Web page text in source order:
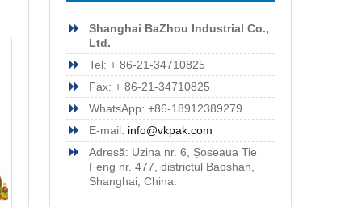
Shanghai BaZhou Industrial Co.,
Ltd.
Tel: + 86-21-34710825
Fax: + 86-21-34710825
WhatsApp: +86-18912389279
E-mail: info@vkpak.com
Adresă: Uzina nr. 6, Șoseaua Tie
Feng nr. 477, districtul Baoshan,
Shanghai, China.